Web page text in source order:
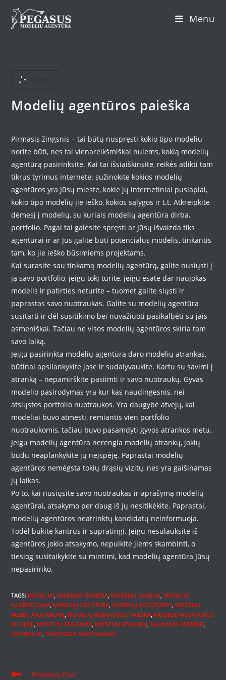
content
Menu
Modelių agentūros paieška
Pirmasis žingsnis – tai būtų nuspręsti kokio tipo modeliu
norite būti, nes tai vienareikšmiškai nulems, kokią modelių
agentūrą pasirinksite. Kai tai išsiaiškinsite, reikės atlikti tam
tikrus tyrimus internete: sužinokite kokios modelių
agentūros yra Jūsų mieste, kokie jų internetiniai puslapiai,
kokio tipo modelių jie ieško, kokios sąlygos ir t.t. Atkreipkite
dėmesį į modelių, su kuriais modelių agentūra dirba,
portfolio. Pagal tai galėsite spręsti ar Jūsų išvaizda tiks
agentūrai ir ar Jūs galite būti potencialus modelis, tinkantis
tam, ko jie ieško būsimiems projektams.
Kai surasite sau tinkamą modelių agentūrą, galite nusiųsti į
ją savo portfolio, jeigu tokį turite, jeigu esate dar naujokas
modelis ir patirties neturite – tuomet galite siųsti ir
paprastas savo nuotraukas. Galite su modelių agentūra
susitarti ir dėl susitikimo bei nuvažiuoti pasikalbėti su jais
asmeniškai. Tačiau ne visos modelių agentūros skiria tam
savo laiką.
Jeigu pasirinkta modelių agentūra daro modelių atrankas,
būtinai apsilankykite jose ir sudalyvaukite. Kartu su savimi į
atranką – nepamirškite pasiimti ir savo nuotraukų. Gyvas
modelio pasirodymas yra kur kas naudingesnis, nei
atsiųstos portfolio nuotraukos. Yra daugybė atvejų, kai
modeliai buvo atmesti, remiantis vien portfolio
nuotraukomis, tačiau buvo pasamdyti gyvos atrankos metu.
Jeigu modelių agentūra nerengia modelių atrankų, jokių
būdu neaplankykite jų neįspėję. Paprastai modelių
agentūros nemėgsta tokių drąsių vizitų, nes yra gaišinamas
jų laikas.
Po to, kai nusiųsite savo nuotraukas ir aprašymą modelių
agentūrai, atsakymo per daug iš jų nesitikėkite. Paprastai,
modelių agentūros neatrinktų kandidatų neinformuoja.
Todėl būkite kantrūs ir supratingi. Jeigu nesulauksite iš
agentūros jokio atsakymo, nepulkite jiems skambinti, o
tiesiog susitaikykite su mintimi, kad modelių agentūra Jūsų
nepasirinko.
TAGS: MODELIAI, MODELIO IŠVAIZDA, MODELIO KARJERĄ, MODELIO
PASIRODYMAS, MODELIŲ AGENTŪRA, MODELIŲ AGENTŪROS, MODELIU
AGENTUROS KAUNE, MODELIŲ AGENTŪROS PAIEŠKA, MODELIU AGENTUROS
VILNIUJE, MODELIŲ ATRANKAS, MODELIŲ ATRANKŲ, NAUJOKAS MODELIS,
PORTFOLIO, PORTFOLIO NUOTRAUKOS
Read
Previous Post